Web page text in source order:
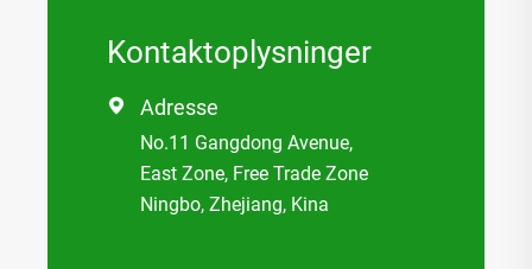
Kontaktoplysninger
 Adresse
No.11 Gangdong Avenue,
East Zone, Free Trade Zone
Ningbo, Zhejiang, Kina